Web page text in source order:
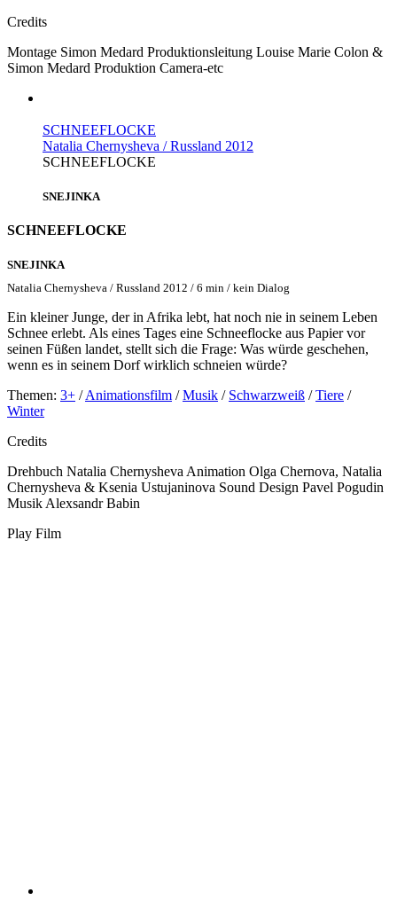
Credits
Montage Simon Medard Produktionsleitung Louise Marie Colon &
Simon Medard Produktion Camera-etc
SCHNEEFLOCKE
Natalia Chernysheva / Russland 2012
SCHNEEFLOCKE
SNEJINKA
SCHNEEFLOCKE
SNEJINKA
Natalia Chernysheva / Russland 2012 / 6 min / kein Dialog
Ein kleiner Junge, der in Afrika lebt, hat noch nie in seinem Leben
Schnee erlebt. Als eines Tages eine Schneeflocke aus Papier vor
seinen Füßen landet, stellt sich die Frage: Was würde geschehen,
wenn es in seinem Dorf wirklich schneien würde?
Themen: 3+ /Animationsfilm /Musik / Schwarzweiß /Tiere /
Winter
Credits
Drehbuch Natalia ChernyshevaAnimation Olga Chernova, Natalia
Chernysheva & Ksenia Ustujaninova Sound Design Pavel Pogudin
MusikAlexsandr Babin
Play Film